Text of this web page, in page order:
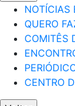
NOTÍCIAS
QUERO
COMITÊS
CENTRO